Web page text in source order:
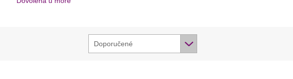
Doporučené